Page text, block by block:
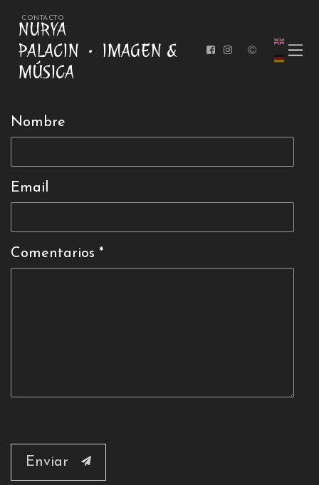
CONTACTO
NURYA
PALACIN
IMAGEN &
MÚSICA
Nombre
Email
Comentarios *
Enviar